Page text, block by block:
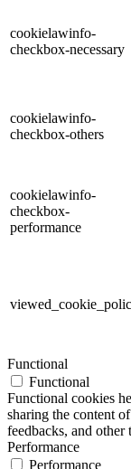
cookielawinfo-
checkbox-necessary
cookielawinfo-
checkbox-others
cookielawinfo-
checkbox-
performance
Functional
Functional
Functional cookies
sharing the content
feedbacks, and other
Performance
Performance